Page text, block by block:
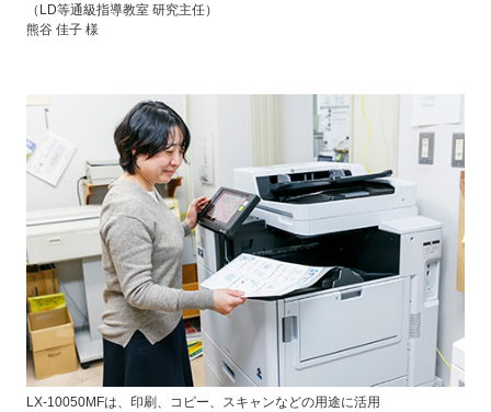
（LD等通級指導教室 研究主任）
熊谷 佳子 様
LX-10050MFは、印刷、コピー、スキャンなどの用途に活用